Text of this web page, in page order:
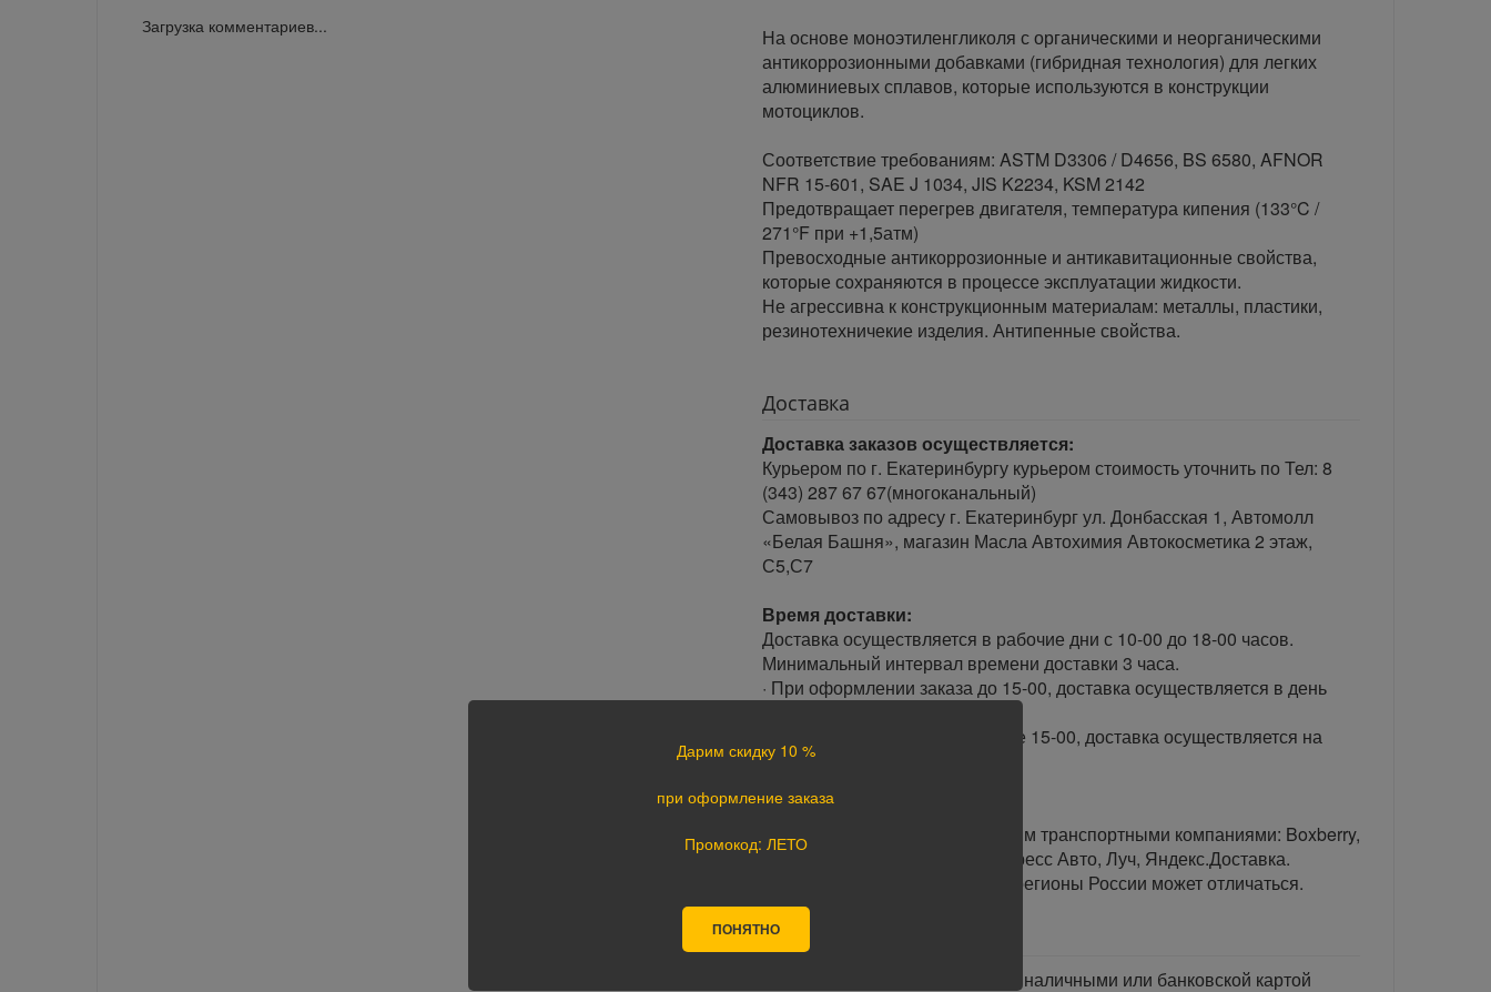
Загрузка комментариев...
На основе моноэтиленгликоля с органическими и неорганическими
антикоррозионными добавками (гибридная технология) для легких
алюминиевых сплавов, которые используются в конструкции
мотоциклов.
Соответствие требованиям: ASTM D3306 / D4656, BS 6580, AFNOR
NFR 15-601, SAE J 1034, JIS K2234, KSM 2142
Предотвращает перегрев двигателя, температура кипения (133°C /
271°F при +1,5атм)
Превосходные антикоррозионные и антикавитационные свойства,
которые сохраняются в процессе эксплуатации жидкости.
Не агрессивна к конструкционным материалам: металлы, пластики,
резинотехничекие изделия. Антипенные свойства.
Доставка
Доставка заказов осуществляется:
Курьером по г. Екатеринбургу курьером стоимость уточнить по Тел: 8
(343) 287 67 67(многоканальный)
Самовывоз по адресу г. Екатеринбург ул. Донбасская 1, Автомолл
«Белая Башня», магазин Масла Автохимия Автокосметика 2 этаж,
С5,С7
Время доставки:
Доставка осуществляется в рабочие дни с 10-00 до 18-00 часов.
Минимальный интервал времени доставки 3 часа.
· При оформлении заказа до 15-00, доставка осуществляется в день
· При оформлении заказа после 15-00, доставка осуществляется на
следующий день.
Доставка по России:
В любой уголок России доставим транспортными компаниями: Boxberry,
Почта России, ПЭК, GTD, Экспресс Авто, Луч, Яндекс.Доставка.
Стоимость доставки в разные регионы России может отличаться.
Оплата
Оплата заказа осуществляется наличными или банковской картой
Дарим скидку 10 %
при оформление заказа
Промокод: ЛЕТО
ПОНЯТНО